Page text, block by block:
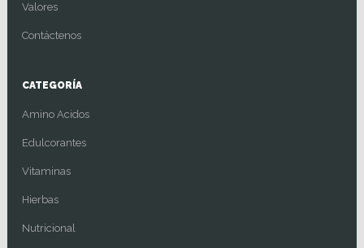
Valores
Contáctenos
CATEGORÍA
Amino Acidos
Edulcorantes
Vitaminas
Hierbas
Nutricional